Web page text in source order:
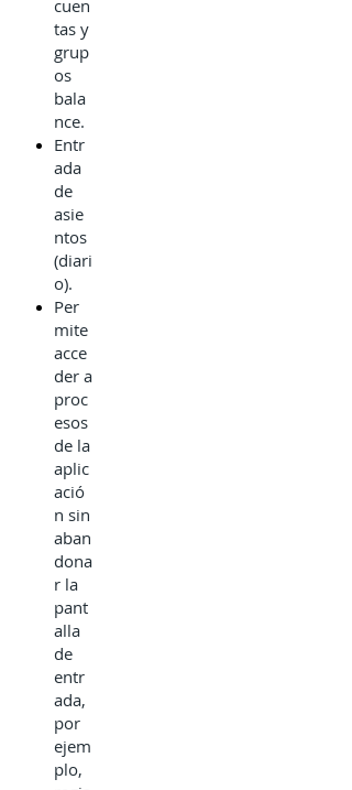
cuen
tas y
grup
os
bala
nce.
Entr
ada
de
asie
ntos
(diari
o).
Per
mite
acce
der a
proc
esos
de la
aplic
ació
n sin
aban
dona
r la
pant
alla
de
entr
ada,
por
ejem
plo,